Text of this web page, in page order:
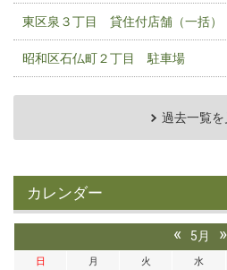
東区泉３丁目 貸住付店舗（一括）
昭和区石仏町２丁目 駐車場
過去一覧を
カレンダー
« 5月 »
日 月 火 水